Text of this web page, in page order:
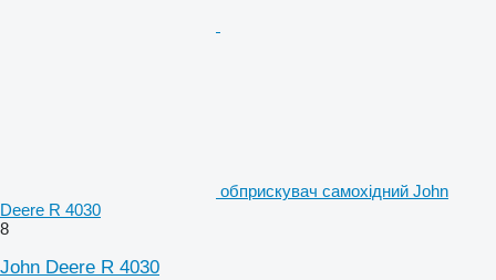
обприскувач самохідний John
Deere R 4030
8
John Deere R 4030